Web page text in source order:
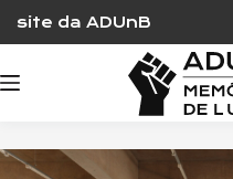
content
site da ADUnB